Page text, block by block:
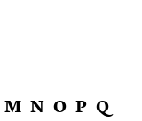
M N O P Q